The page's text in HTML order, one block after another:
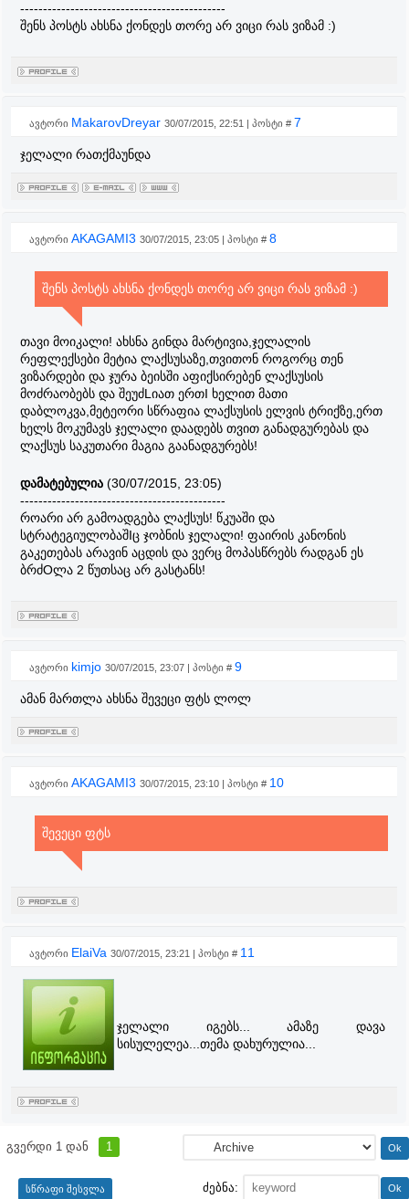
---------------------------------------------
შენს პოსტს ახსნა ქონდეს თორე არ ვიცი რას ვიზამ :)
ავტორი MakarovDreyar 30/07/2015, 22:51 | პოსტი # 7
ჯელალი რათქმაუნდა
ავტორი AKAGAMI3 30/07/2015, 23:05 | პოსტი # 8
შენს პოსტს ახსნა ქონდეს თორე არ ვიცი რას ვიზამ :)
თავი მოიკალი! ახსნა გინდა მარტივია,ჯელალის
რეფლექსები მეტია ლაქსუსაზე,თვითონ როგორც თენ
ვიზარდები და ჯურა ბეისში აფიქსირებენ ლაქსუსის
მოძრაობებს და შეუძLიათ ერთI ხელით მათი
დაბლოკვა,მეტეორი სწრაფია ლაქსუსის ელვის ტრიქზე,ერთ
ხელს მოკუმავს ჯელალი დაადებს თვით განადგურებას და
ლაქსუს საკუთარი მაგია გაანადგურებს!
დამატებულია (30/07/2015, 23:05)
---------------------------------------------
როარი არ გამოადგება ლაქსუს! წკუაში და
სტრატეგიულობაშIც ჯობნის ჯელალი! ფაირის კანონის
გაკეთებას არავინ აცდის და ვერც მოპასწრებს რადგან ეს
ბრძOლა 2 წუთსაც არ გასტანს!
ავტორი kimjo 30/07/2015, 23:07 | პოსტი # 9
ამან მართლა ახსნა შევეცი ფტს ლოლ
ავტორი AKAGAMI3 30/07/2015, 23:10 | პოსტი # 10
შევეცი ფტს
ავტორი ElaiVa 30/07/2015, 23:21 | პოსტი # 11
ჯელალი იგებს... ამაზე დავა
სისულელეა...თემა დახურულია...
გვერდი 1 დან 1
ძებნა: